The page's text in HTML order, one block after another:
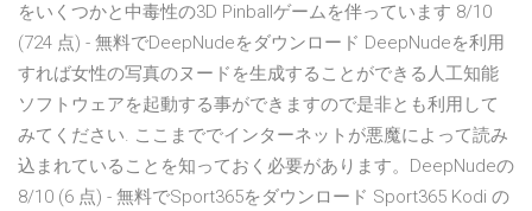
をいくつかと中毒性の3D Pinballゲームを伴っています 8/10
(724 点) - 無料でDeepNudeをダウンロード DeepNudeを利用
すれば女性の写真のヌードを生成することができる人工知能
ソフトウェアを起動する事ができますので是非とも利用して
みてください. ここまででインターネットが悪魔によって読み
込まれていることを知っておく必要があります。DeepNudeの
8/10 (6 点) - 無料でSport365をダウンロード Sport365 Kodi の